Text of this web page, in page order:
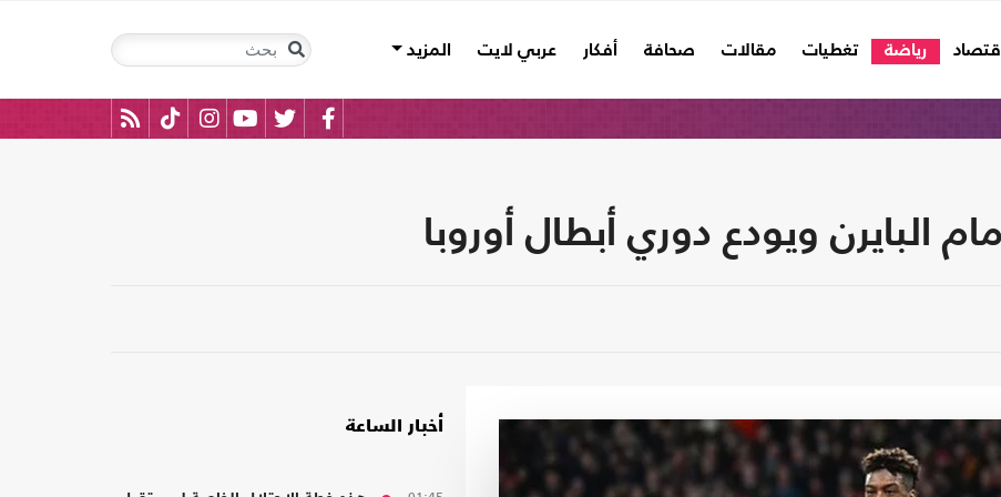
اقتصاد رياضة تغطيات مقالات صحافة أفكار عربي لايت المزيد
البايرن ويودع دوري أبطال أوروبا
أخبار الساعة